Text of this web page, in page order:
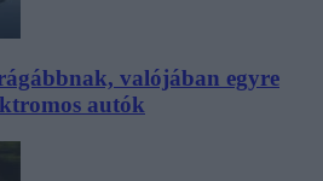
valójában egyre
autók